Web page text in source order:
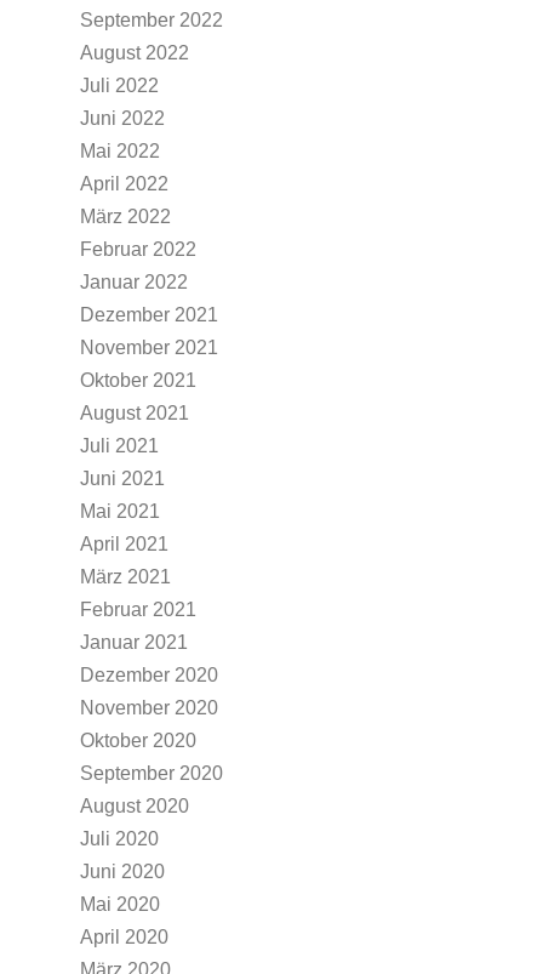
September 2022
August 2022
Juli 2022
Juni 2022
Mai 2022
April 2022
März 2022
Februar 2022
Januar 2022
Dezember 2021
November 2021
Oktober 2021
August 2021
Juli 2021
Juni 2021
Mai 2021
April 2021
März 2021
Februar 2021
Januar 2021
Dezember 2020
November 2020
Oktober 2020
September 2020
August 2020
Juli 2020
Juni 2020
Mai 2020
April 2020
März 2020